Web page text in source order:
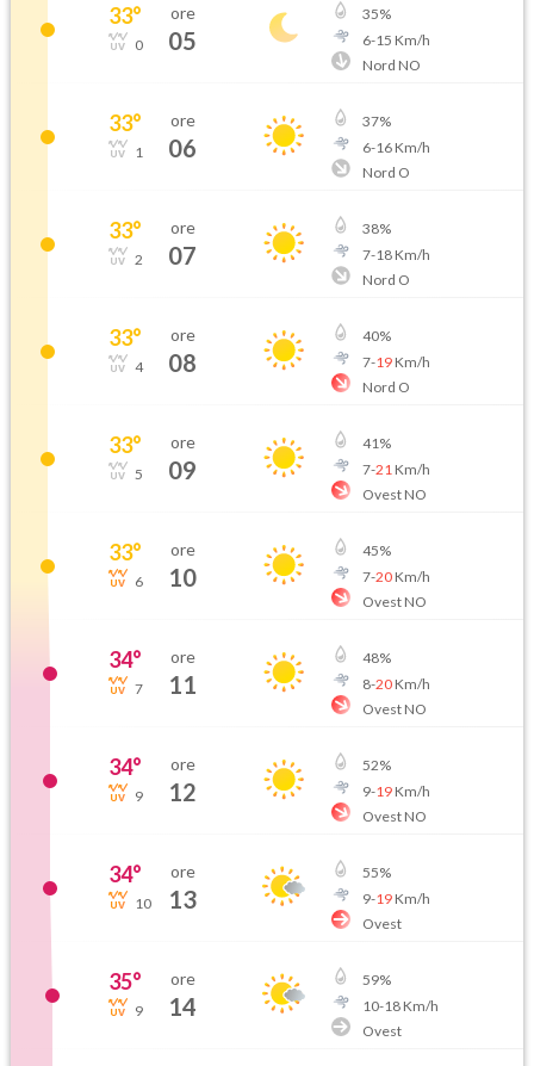
33°
0
ore
05
35%
6-15 Km/h
Nord NO
33°
1
ore
06
37%
6-16Km/h
Nord O
33°
2
ore
07
38%
7-18Km/h
Nord O
33°
4
ore
08
40%
7-19Km/h
Nord O
33°
5
ore
09
41%
7-21 Km/h
Ovest NO
33°
6
ore
10
45%
7-20Km/h
Ovest NO
34°
7
ore
11
48%
8-20Km/h
Ovest NO
34°
9
ore
12
52%
9-19Km/h
Ovest NO
34°
10
ore
13
55%
9-19Km/h
Ovest
35°
9
ore
14
59%
10-18Km/h
Ovest